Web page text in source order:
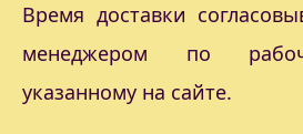
Время доставки
менеджером по
указанному на сайте.